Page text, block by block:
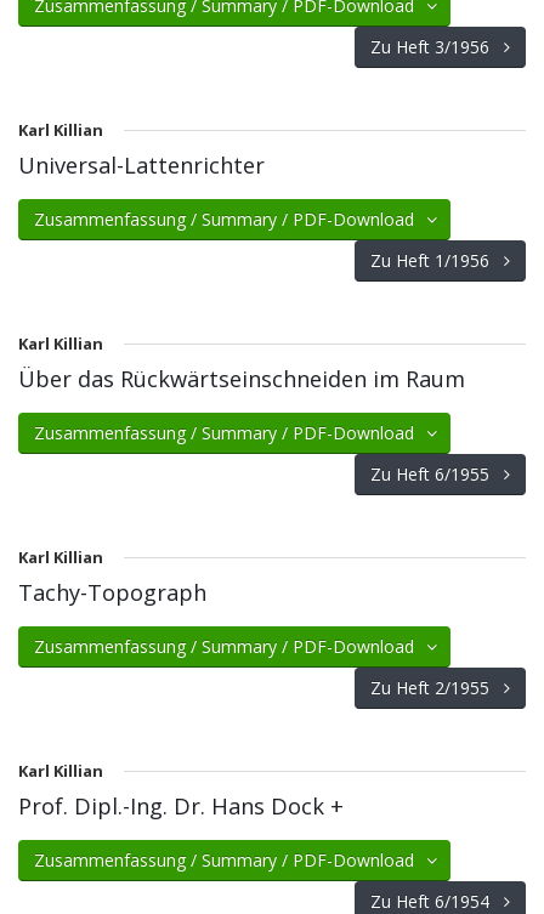
Zusammenfassung / Summary / PDF-Download
Zu Heft 3/1956
Karl Killian
Universal-Lattenrichter
Zusammenfassung / Summary / PDF-Download
Zu Heft 1/1956
Karl Killian
Über das Rückwärtseinschneiden im Raum
Zusammenfassung / Summary / PDF-Download
Zu Heft 6/1955
Karl Killian
Tachy-Topograph
Zusammenfassung / Summary / PDF-Download
Zu Heft 2/1955
Karl Killian
Prof. Dipl.-Ing. Dr. Hans Dock +
Zusammenfassung / Summary / PDF-Download
Zu Heft 6/1954